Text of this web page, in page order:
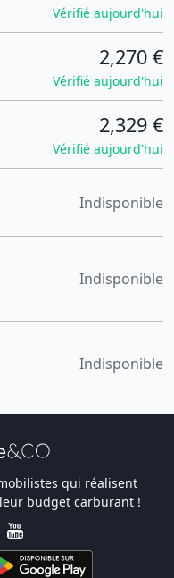
Vérifié aujourd'hui
2,270 €
Vérifié aujourd'hui
2,329 €
Vérifié aujourd'hui
Indisponible
Indisponible
Indisponible
qui réalisent
budget carburant !